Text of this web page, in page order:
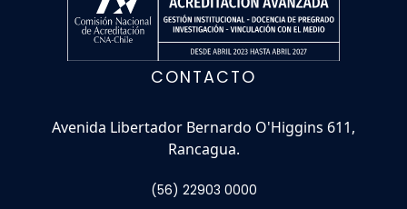
CONTACTO
Avenida Libertador Bernardo O'Higgins 611,
Rancagua.
(56) 22903 0000